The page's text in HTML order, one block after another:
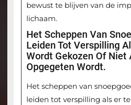
bewust te blijven van de
lichaam.
Het Scheppen Van
Leiden Tot Verspilling
Wordt Gekozen Of Niet
Opgegeten Wordt.
Het scheppen van
leiden tot verspilling als er